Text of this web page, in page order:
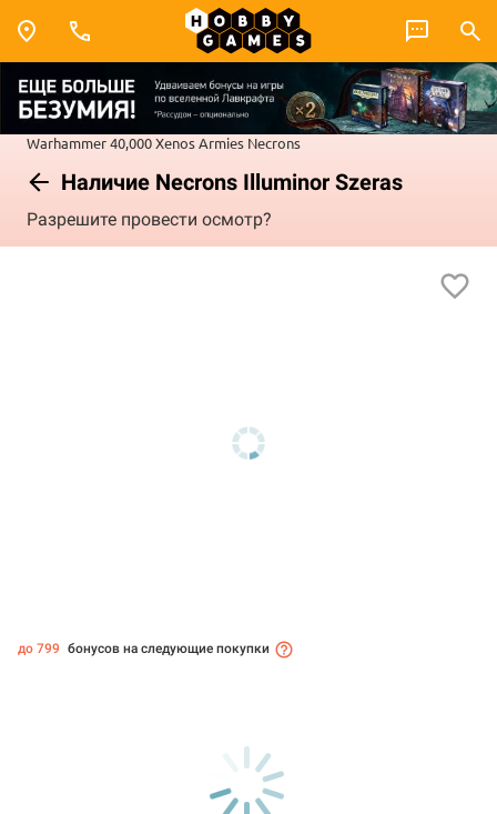
Warhammer 40,000Xenos Armies Necrons
Наличие Necrons Illuminor Szeras
Разрешите провести осмотр?
до 799 бонусов на следующие покупки